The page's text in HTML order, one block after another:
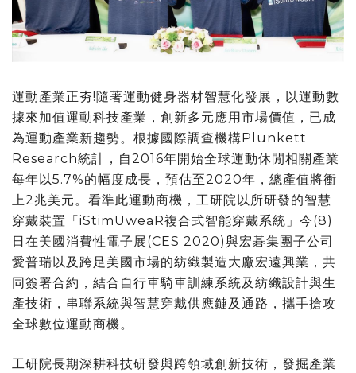
運動產業正夯!隨著運動健身器材智慧化發展，以運動數
據來加值運動科技產業，創新多元應用市場價值，已成
為運動產業新趨勢。根據國際調查機構Plunkett
Research統計，自2016年開始全球運動休閒相關產業
每年以5.7%的幅度成長，預估至2020年，總產值將衝
上2兆美元。看準此運動商機，工研院以所研發的智慧
穿戴裝置「iStimUweaR複合式智能穿戴系統」今(8)
日在美國消費性電子展(CES 2020)與宏碁集團子公司
愛普瑞以及跨足美國市場的紡織製造大廠宏遠興業，共
同簽署合約，結合自行車騎車訓練系統及紡織設計與生
產技術，串聯系統與智慧穿戴供應鏈及通路，攜手搶攻
全球數位運動商機。
工研院長期深耕科技研發與跨領域創新技術，發掘產業